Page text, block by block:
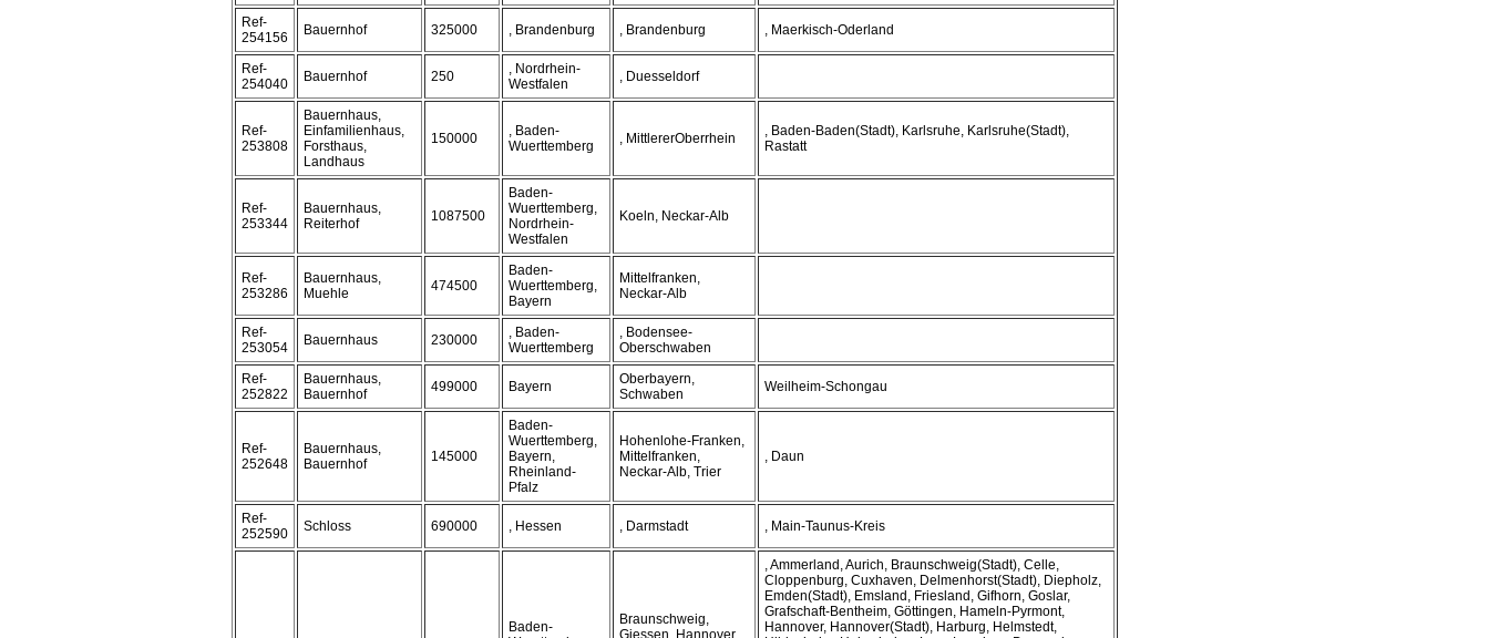
Ref-
254156
Bauernhof 325000 , Brandenburg , Brandenburg , Maerkisch-Oderland
Ref-
254040
Bauernhof 250
, Nordrhein-
Westfalen
, Duesseldorf
Ref-
253808
Bauernhaus,
Einfamilienhaus,
Forsthaus,
Landhaus
150000
, Baden-
Wuerttemberg
, MittlererOberrhein
, Baden-Baden(Stadt), Karlsruhe, Karlsruhe(Stadt),
Rastatt
Ref-
253344
Bauernhaus,
Reiterhof
1087500
Baden-
Wuerttemberg,
Nordrhein-
Westfalen
Koeln, Neckar-Alb
Ref-
253286
Bauernhaus,
Muehle
474500
Baden-
Wuerttemberg,
Bayern
Mittelfranken,
Neckar-Alb
Ref-
253054
Bauernhaus 230000
, Baden-
Wuerttemberg
, Bodensee-
Oberschwaben
Ref-
252822
Bauernhaus,
Bauernhof
499000 Bayern
Oberbayern,
Schwaben
Weilheim-Schongau
Ref-
252648
Bauernhaus,
Bauernhof
145000
Baden-
Wuerttemberg,
Bayern,
Rheinland-
Pfalz
Hohenlohe-Franken,
Mittelfranken,
Neckar-Alb, Trier
, Daun
Ref-
252590
Schloss 690000 , Hessen , Darmstadt , Main-Taunus-Kreis
Baden-
Braunschweig,
Giessen, Hannover,
, Ammerland, Aurich, Braunschweig(Stadt), Celle,
Cloppenburg, Cuxhaven, Delmenhorst(Stadt), Diepholz,
Emden(Stadt), Emsland, Friesland, Gifhorn, Goslar,
Grafschaft-Bentheim, Göttingen, Hameln-Pyrmont,
Hannover, Hannover(Stadt), Harburg, Helmstedt,